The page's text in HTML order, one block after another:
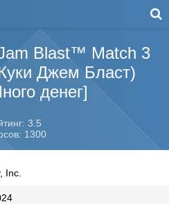
Blast™ Match 3
Джем Бласт)
денег]
3.5
1300
Inc.